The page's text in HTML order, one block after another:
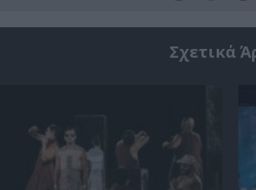
Σχετικά